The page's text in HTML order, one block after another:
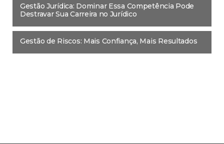
Gestão Jurídica: Dominar Essa Competência Pode
Destravar Sua Carreira no Jurídico
Gestão de Riscos: Mais Confiança, Mais Resultados